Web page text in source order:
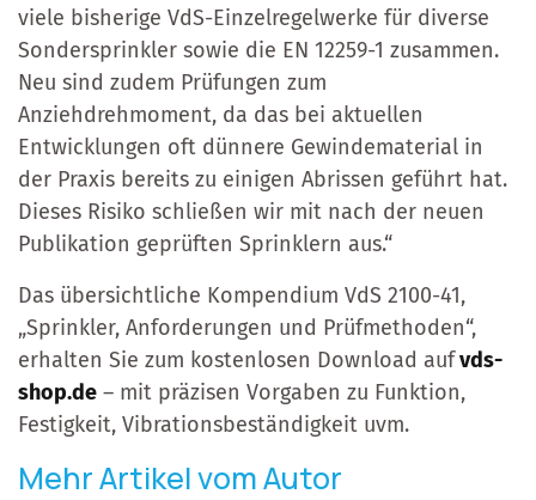
viele bisherige VdS-Einzelregelwerke für diverse
Sondersprinkler sowie die EN 12259-1 zusammen.
Neu sind zudem Prüfungen zum
Anziehdrehmoment, da das bei aktuellen
Entwicklungen oft dünnere Gewindematerial in
der Praxis bereits zu einigen Abrissen geführt hat.
Dieses Risiko schließen wir mit nach der neuen
Publikation geprüften Sprinklern aus.“
Das übersichtliche Kompendium VdS 2100-41,
„Sprinkler, Anforderungen und Prüfmethoden“,
erhalten Sie zum kostenlosen Download aufvds-
shop.de – mit präzisen Vorgaben zu Funktion,
Festigkeit, Vibrationsbeständigkeit uvm.
Mehr Artikel vom Autor